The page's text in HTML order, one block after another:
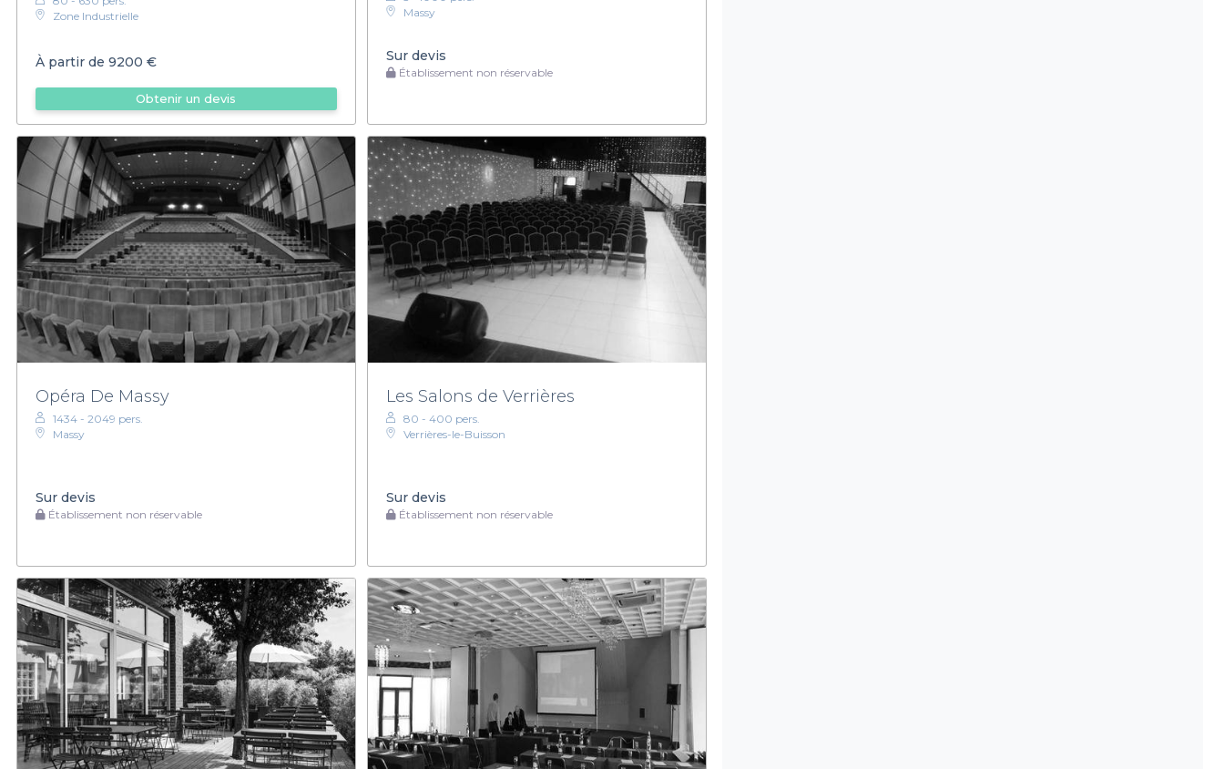
Zone Industrielle
À partir de 9200 €
Obtenir un devis
Massy
Sur devis
Établissement non réservable
Opéra De Massy
1434 - 2049 pers.
Massy
Sur devis
Établissement non réservable
Les Salons de Verrières
80 - 400 pers.
Verrières-le-Buisson
Sur devis
Établissement non réservable